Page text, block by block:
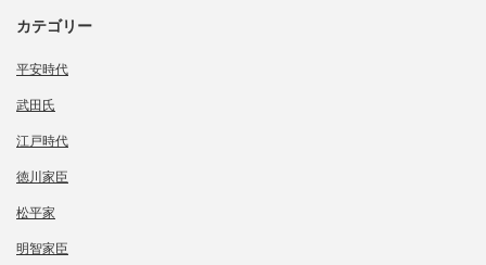
カテゴリー
平安時代
武田氏
江戸時代
徳川家臣
松平家
明智家臣